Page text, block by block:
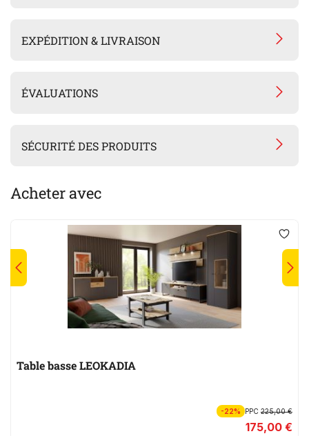
EXPÉDITION & LIVRAISON
ÉVALUATIONS
SÉCURITÉ DES PRODUITS
Acheter avec
Table basse LEOKADIA
-22% PPC225,00 €
175,00 €